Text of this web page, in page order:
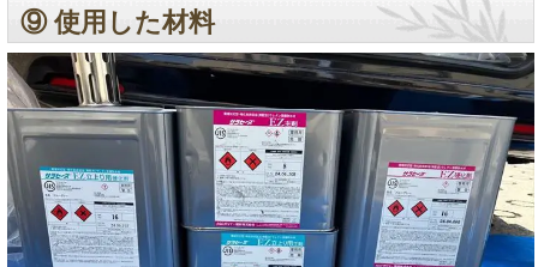
⑨ 使用した材料